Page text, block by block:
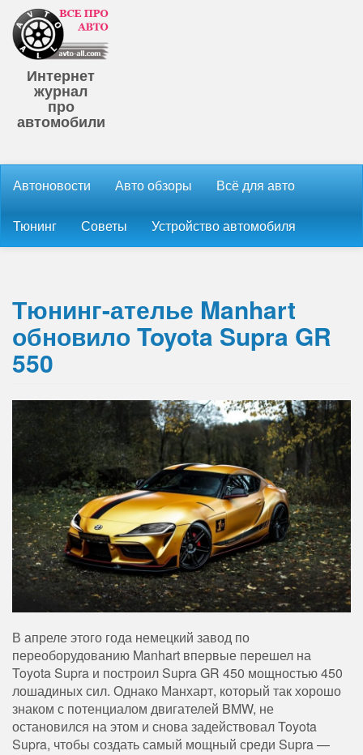
Интернет
журнал
про
автомобили
Автоновости Авто обзоры Всё для авто
Тюнинг Советы Устройство автомобиля
Тюнинг-ателье Manhart
обновило Toyota Supra GR
550
В апреле этого года немецкий завод по
переоборудованию Manhart впервые перешел на
Toyota Supra и построил Supra GR 450 мощностью 450
лошадиных сил. Однако Манхарт, который так хорошо
знаком с потенциалом двигателей BMW, не
остановился на этом и снова задействовал Toyota
Supra, чтобы создать самый мощный среди Supra —